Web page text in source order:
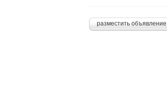
разместить объявление